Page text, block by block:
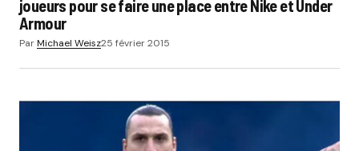
joueurs pour se faire une place entre Nike et Under
Armour
ParMichael Weisz25 février 2015